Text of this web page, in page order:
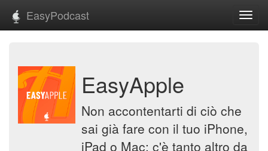
EasyPodcast
EasyApple
Non accontentarti di ciò che
sai già fare con il tuo iPhone,
iPad o Mac: c'è tanto altro da